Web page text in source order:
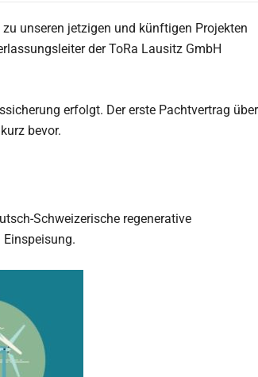
unseren jetzigen und künftigen Projekten
der ToRa Lausitz GmbH
erfolgt. Der erste Pachtvertrag über
bevor.
Schweizerische regenerative